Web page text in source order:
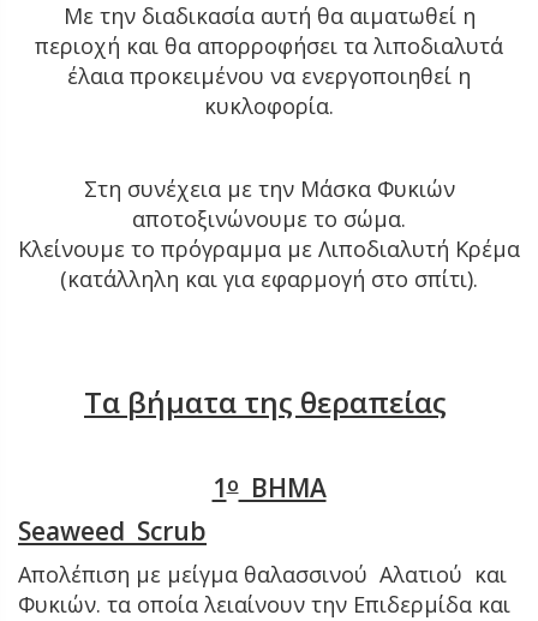
Με την διαδικασία αυτή θα αιματωθεί η
περιοχή και θα απορροφήσει τα λιποδιαλυτά
έλαια προκειμένου να ενεργοποιηθεί η
κυκλοφορία.
Στη συνέχεια με την Μάσκα Φυκιών
αποτοξινώνουμε το σώμα.
Κλείνουμε το πρόγραμμα με Λιποδιαλυτή Κρέμα
(κατάλληλη και για εφαρμογή στο σπίτι).
Τα βήματα της θεραπείας
1οΒΗΜΑ
Seaweed Scrub
Απολέπιση με μείγμα θαλασσινού Αλατιού και
Φυκιών. τα οποία λειαίνουν την Επιδερμίδα και